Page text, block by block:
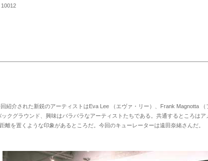
紹介された新鋭のアーティストはEva Lee （エヴァ・リー）、 Frank Magnotta
ックグラウンド、興味はバラバラなアーティストたちである。共通するところは
離を置くような印象があるところだ。今回のキューレーターは遠田奈緒さんだ。